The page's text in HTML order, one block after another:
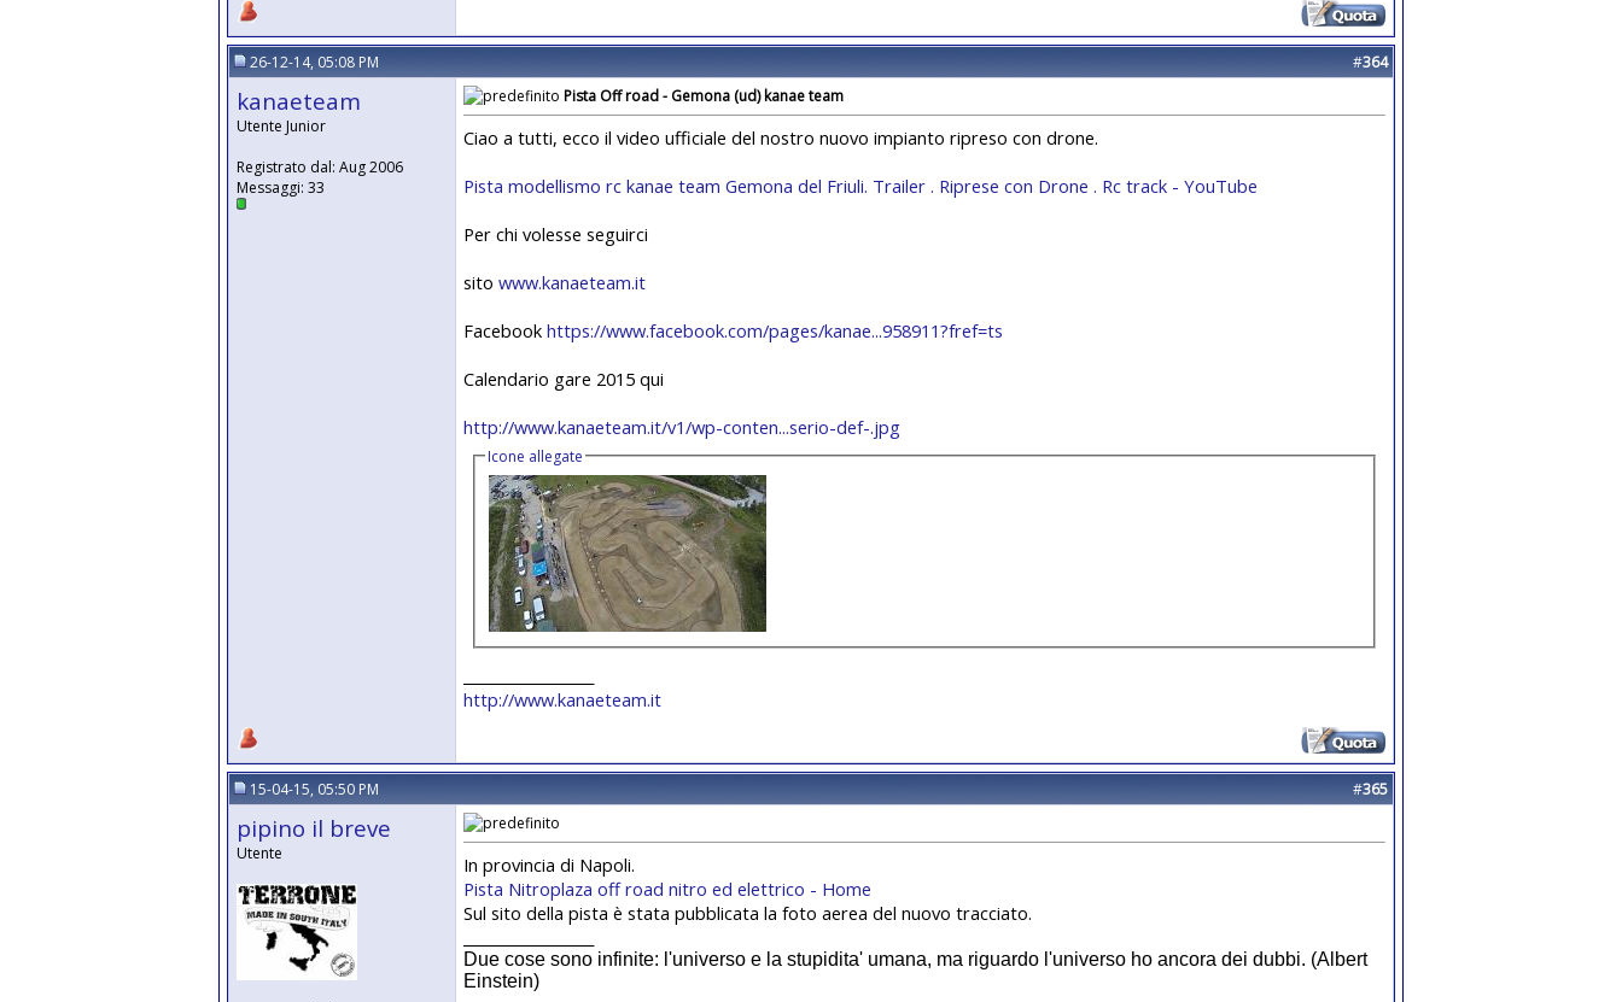
26-12-14, 05:08 PM #364
kanaeteam
Utente Junior
Registrato dal: Aug 2006
Messaggi: 33
Pista Off road - Gemona (ud) kanae team
Ciao a tutti, ecco il video ufficiale del nostro nuovo impianto ripreso con drone.
Pista modellismo rc kanae team Gemona del Friuli. Trailer . Riprese con Drone . Rc track - YouTube
Per chi volesse seguirci
sito www.kanaeteam.it
Facebook https://www.facebook.com/pages/kanae...958911?fref=ts
Calendario gare 2015 qui
http://www.kanaeteam.it/v1/wp-conten...serio-def-.jpg
Icone allegate
http://www.kanaeteam.it
15-04-15, 05:50 PM #365
pipino il breve
Utente
In provincia di Napoli.
Pista Nitroplaza off road nitro ed elettrico - Home
Sul sito della pista è stata pubblicata la foto aerea del nuovo tracciato.
Due cose sono infinite: l'universo e la stupidita' umana, ma riguardo l'universo ho ancora dei dubbi. (Albert
Einstein)